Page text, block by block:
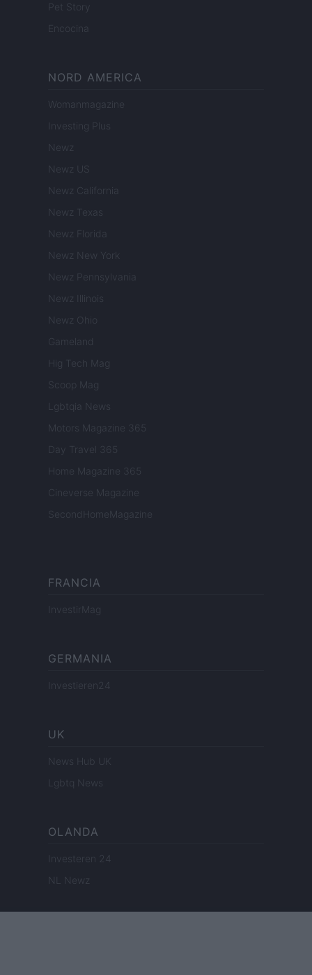
Pet Story
Encocina
NORD AMERICA
Womanmagazine
Investing Plus
Newz
Newz US
Newz California
Newz Texas
Newz Florida
Newz New York
Newz Pennsylvania
Newz Illinois
Newz Ohio
Gameland
Hig Tech Mag
Scoop Mag
Lgbtqia News
Motors Magazine 365
Day Travel 365
Home Magazine 365
Cineverse Magazine
SecondHomeMagazine
FRANCIA
InvestirMag
GERMANIA
Investieren24
UK
News Hub UK
Lgbtq News
OLANDA
Investeren 24
NL Newz